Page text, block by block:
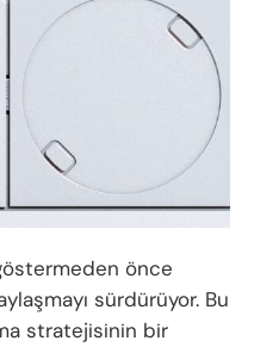
önce
sürdürüyor. Bu
stratejisinin bir